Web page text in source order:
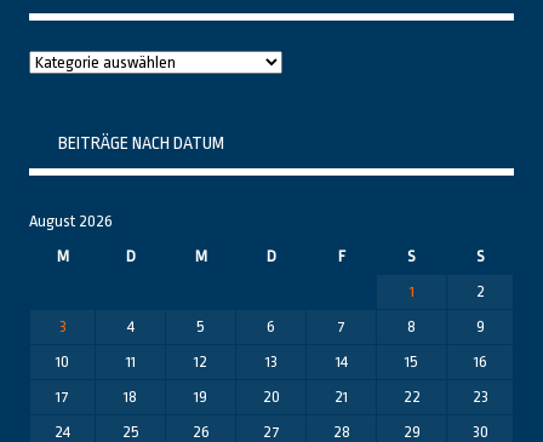
Raushier
BEITRÄGE NACH DATUM
August 2026
M
D M D F S
S
1
2
3
4 5 6 7 8
9
10
11 12 13 14 15
16
17
18 19 20 21 22
23
24
25 26 27 28 29
30